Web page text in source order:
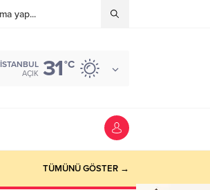
İSTANBUL
AÇIK 31°C
TÜMÜNÜ GÖSTER →